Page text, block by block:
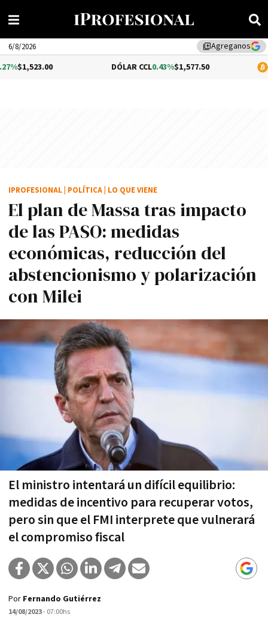
library_addAgreganos
6/8/2026
0.43%$1,577.50 0.97%
El plan de Massa tras impacto
de las PASO: medidas
económicas, reducción del
abstencionismo y polarización
con Milei
El ministro intentará un difícil equilibrio:
medidas de incentivo para recuperar votos,
pero sin que el FMI interprete que vulnerará
el compromiso fiscal
IPROFESIONAL POLÍTICA LO QUE VIENE
Por Fernando Gutiérrez
14/08/2023- 07:00hs